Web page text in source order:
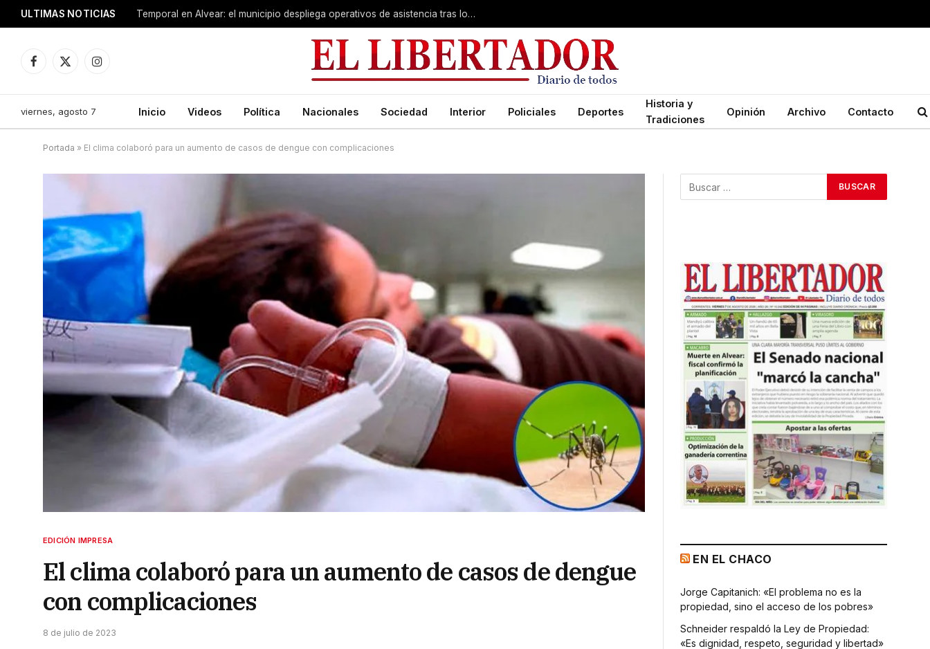
ULTIMAS NOTICIAS Temporal en Alvear: el municipio despliega operativos de asistencia tras los daños
Facebook
X
Instagram
viernes, agosto 7 Inicio Videos Política Nacionales Sociedad Interior Policiales Deportes
Historia y
Tradiciones
Opinión Archivo Contacto
Portada » El clima colaboró para un aumento de casos de dengue con complicaciones
EDICIÓN IMPRESA
El clima colaboró para un aumento de casos de dengue
con complicaciones
8 de julio de 2023
EN EL CHACO
Jorge Capitanich: «El problema no es la
propiedad, sino el acceso de los pobres»
Schneider respaldó la Ley de Propiedad:
«Es dignidad, respeto, seguridad y libertad»